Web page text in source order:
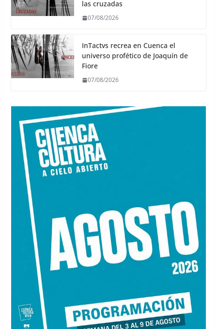
las cruzadas
07/08/2026
InTactvs recrea en Cuenca el
universo profético de Joaquín de
Fiore
07/08/2026